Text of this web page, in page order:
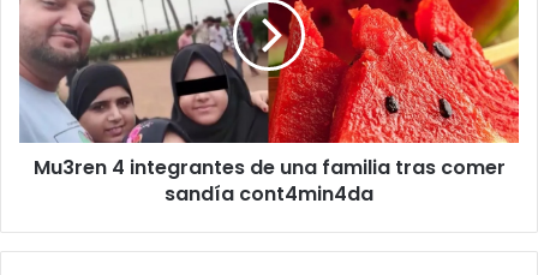
una
familia
tras
comer
sandía
cont4min4da
Mu3ren 4 integrantes de una familia tras comer
sandía cont4min4da